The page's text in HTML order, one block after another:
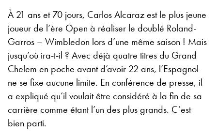
À 21 ans et 70 jours, Carlos Alcaraz est le plus jeune
joueur de l’ère Open à réaliser le doublé Roland-
Garros – Wimbledon lors d’une même saison ! Mais
jusqu’où ira-t-il ? Avec déjà quatre titres du Grand
Chelem en poche avant d’avoir 22 ans, l’Espagnol
ne se fixe aucune limite. En conférence de presse, il
a expliqué qu’il voulait être considéré à la fin de sa
carrière comme étant l’un des plus grands. C’est
bien parti.